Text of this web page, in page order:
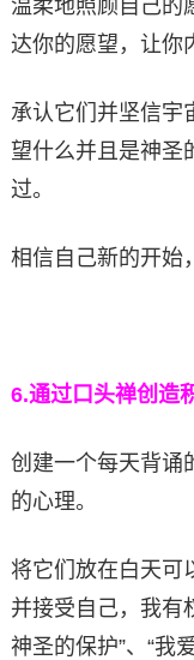
温柔地照顾自己的
达你的愿望，让你
承认它们并坚信宇
望什么并且是神圣
过。
相信自己新的开始
6.通过口头禅创造
创建一个每天背诵
的心理。
将它们放在白天可
并接受自己，我有
神圣的保护”、“我